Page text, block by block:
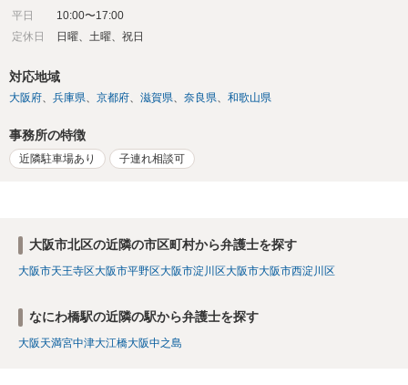
平日
10:00〜17:00
定休日
日曜、土曜、祝日
対応地域
大阪府 兵庫県 京都府 滋賀県 奈良県 和歌山県
事務所の特徴
近隣駐車場あり 子連れ相談可
大阪市北区の近隣の市区町村から弁護士を探す
大阪市天王寺区大阪市平野区大阪市淀川区大阪市大阪市西淀川区
なにわ橋駅の近隣の駅から弁護士を探す
大阪天満宮中津大江橋大阪中之島